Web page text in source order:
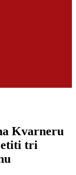
Kvarneru
tri